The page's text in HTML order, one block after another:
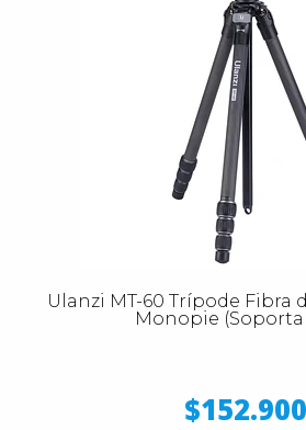
Ulanzi MT-60 Trípode Fibra
Monopie (Soporta
$152.900